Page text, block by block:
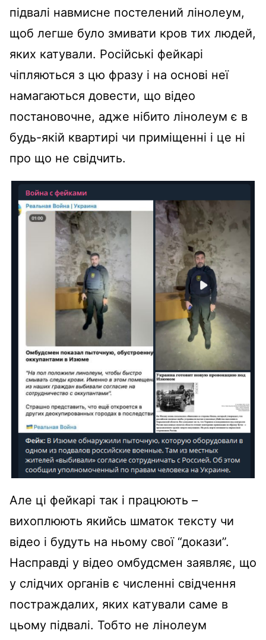
підвалі навмисне постелений лінолеум,
щоб легше було змивати кров тих людей,
яких катували. Російські фейкарі
чіпляються з цю фразу і на основі неї
намагаються довести, що відео
постановочне, адже нібито лінолеум є в
будь-якій квартирі чи приміщенні і це ні
про що не свідчить.
Але ці фейкарі так і працюють –
вихоплюють якийсь шматок тексту чи
відео і будуть на ньому свої “докази”.
Насправді у відео омбудсмен заявляє, що
у слідчих органів є численні свідчення
постраждалих, яких катували саме в
цьому підвалі. Тобто не лінолеум